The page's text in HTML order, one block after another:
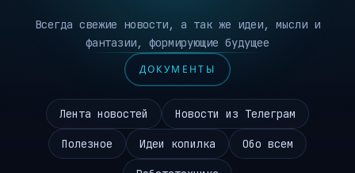
Всегда свежие новости, а так же идеи, мысли и
фантазии, формирующие будущее
ДОКУМЕНТЫ
Лента новостей Новости из Телеграм
Полезное Идеи копилка Обо всем